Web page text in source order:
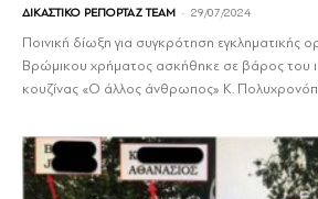
ΔΙΚΑΣΤΙΚΟ ΡΕΠΟΡΤΑΖ TEAM - 29/07/2024
Ποινική δίωξη για συγκρότηση εγκληματικής
Βρώμικου χρήματος ασκήθηκε σε βάρος του
κουζίνας «Ο άλλος άνθρωπος» Κ.